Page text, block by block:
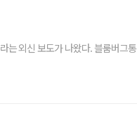
는 외신 보도가 나왔다. 블룸버그통